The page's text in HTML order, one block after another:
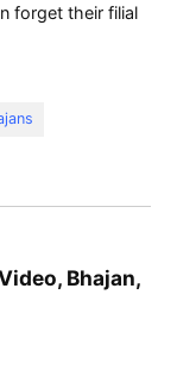
forget their filial
Video, Bhajan,